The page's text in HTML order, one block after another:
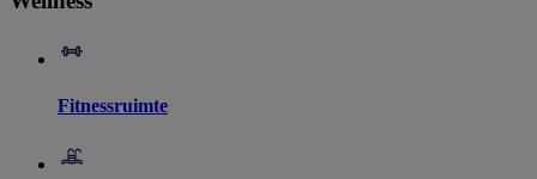
Fitnessruimte